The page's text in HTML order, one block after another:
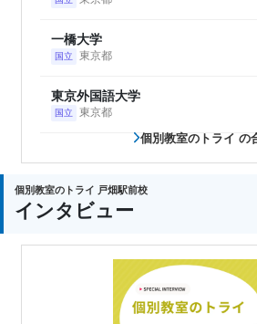
一橋大学
国立 東京都
東京外国語大学
国立 東京都
個別教室のトライ の
個別教室のトライ 戸畑駅前校
インタビュー